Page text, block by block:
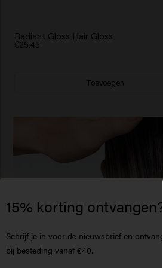
Radiant Gloss Hair Gloss
€25.45
Toevoegen
15% korting ontvangen?
Schrijf je in voor de nieuwsbrief en ontvang
bij besteding vanaf €40.